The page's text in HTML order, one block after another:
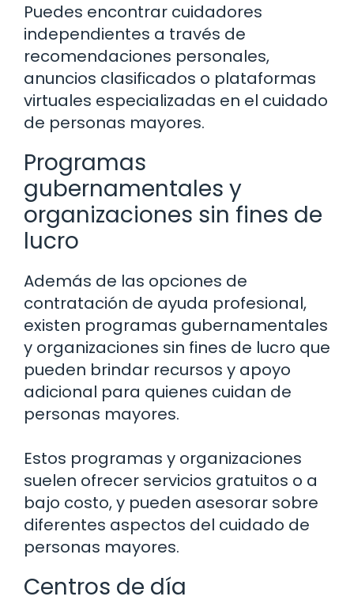
Puedes encontrar cuidadores
independientes a través de
recomendaciones personales,
anuncios clasificados o plataformas
virtuales especializadas en el cuidado
de personas mayores.
Programas
gubernamentales y
organizaciones sin fines de
lucro
Además de las opciones de
contratación de ayuda profesional,
existen programas gubernamentales
y organizaciones sin fines de lucro que
pueden brindar recursos y apoyo
adicional para quienes cuidan de
personas mayores.
Estos programas y organizaciones
suelen ofrecer servicios gratuitos o a
bajo costo, y pueden asesorar sobre
diferentes aspectos del cuidado de
personas mayores.
Centros de día